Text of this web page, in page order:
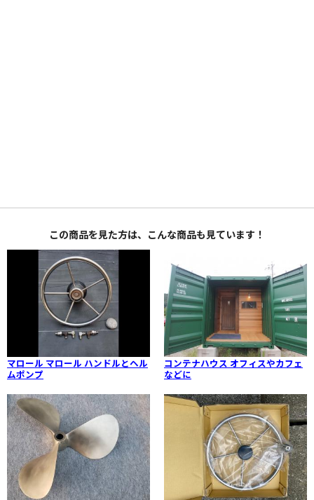
この商品を見た方は、こんな商品も見ています！
マロール マロール ハンドルとヘル
ムポンプ
コンテナハウス オフィスやカフェ
などに